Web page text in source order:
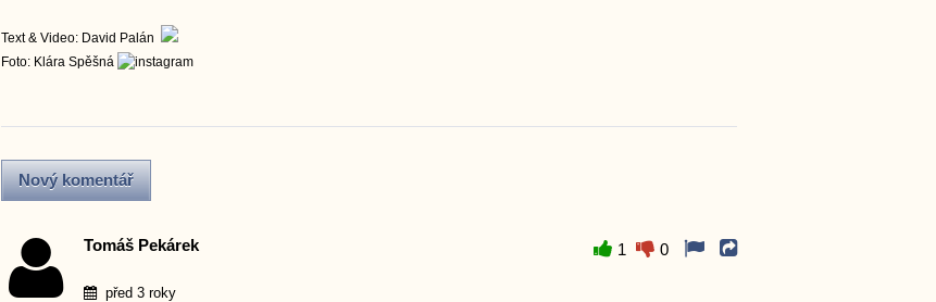
Text & Video: David Palán
Foto: Klára Spěšná
Tomáš Pekárek 1 0
před 3 roky